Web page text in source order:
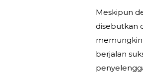
Meskipun
disebutkan
berjalan